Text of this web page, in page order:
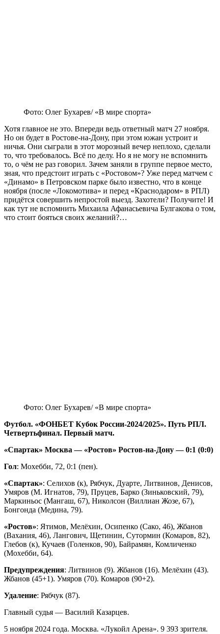
Фото: Олег Бухарев/ «В мире спорта»
Хотя главное не это. Впереди ведь ответный матч 27 ноября.
Но он будет в Ростове-на-Дону, при этом южан устроит и
ничья. Они сыграли в этот морозный вечер неплохо, сделали
то, что требовалось. Всё по делу. Но я не могу не вспомнить
то, о чём не раз говорил. Зачем заняли в группе первое место,
зная, что предстоит играть с «Ростовом»? Уже перед матчем с
«Динамо» в Петровском парке было известно, что в конце
ноября (после «Локомотива» и перед «Краснодаром» в РПЛ)
придётся совершить непростой выезд. Захотели? Получите! И
как тут не вспомнить Михаила Афанасьевича Булгакова о том,
что стоит бояться своих желаний?…
Фото: Олег Бухарев/ «В мире спорта»
Футбол. «ФОНБЕТ Кубок России-2024/2025». Путь РПЛ.
Четвертьфинал. Первый матч.
«Спартак» Москва — «Ростов» Ростов-на-Дону — 0:1 (0:0)
Гол: Мохебби, 72, 0:1 (пен).
«Спартак»: Селихов (к), Рябчук, Дуарте, Литвинов, Денисов,
Умяров (М. Игнатов, 79), Пруцев, Барко (Зиньковский, 79),
Маркиньос (Мангаш, 67), Николсон (Виллиан Жозе, 67),
Бонгонда (Медина, 79).
«Ростов»: Ятимов, Мелёхин, Осипенко (Сако, 46), Жбанов
(Вахания, 46), Лангович, Щетинин, Сутормин (Комаров, 82),
Глебов (к), Кучаев (Голенков, 90), Байрамян, Комличенко
(Мохебби, 64).
Предупреждения: Литвинов (9). Жбанов (16). Мелёхин (43).
Жбанов (45+1). Умяров (70). Комаров (90+2).
Удаление: Рябчук (87).
Главный судья — Василий Казарцев.
5 ноября 2024 года. Москва. «Лукойл Арена». 9 393 зрителя.